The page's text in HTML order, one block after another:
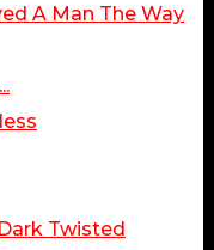
A Man The Way
Twisted